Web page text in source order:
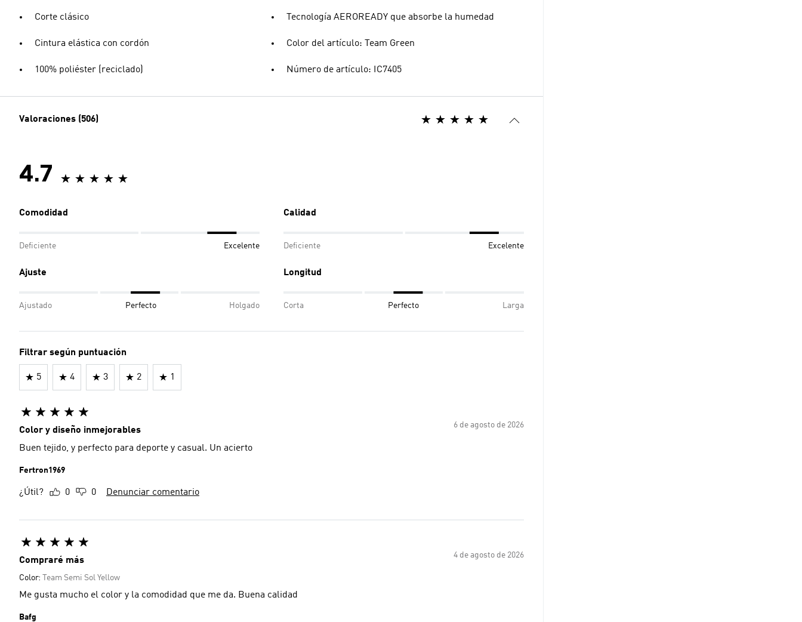
Corte clásico
Cintura elástica con cordón
100% poliéster (reciclado)
Tecnología AEROREADY que absorbe la humedad
Color del artículo: Team Green
Número de artículo: IC7405
Valoraciones (506)
4.7
Comodidad
Deficiente Excelente
Calidad
Deficiente Excelente
Ajuste
Ajustado Perfecto Holgado
Longitud
Corta Perfecto Larga
Filtrar según puntuación
5 4 3 2 1
6 de agosto de 2026
Color y diseño inmejorables
Buen tejido, y perfecto para deporte y casual. Un acierto
Fertron1969
¿Útil? 0 0 Denunciar comentario
4 de agosto de 2026
Compraré más
Color: Team Semi Sol Yellow
Me gusta mucho el color y la comodidad que me da. Buena calidad
Bafg